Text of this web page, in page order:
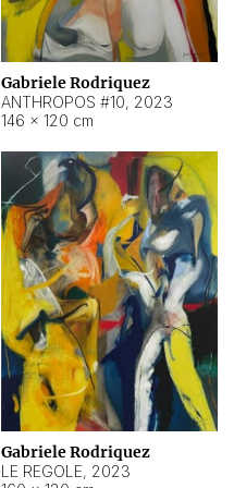
Gabriele Rodriquez
ANTHROPOS #10, 2023
146 × 120 cm
Gabriele Rodriquez
LE REGOLE, 2023